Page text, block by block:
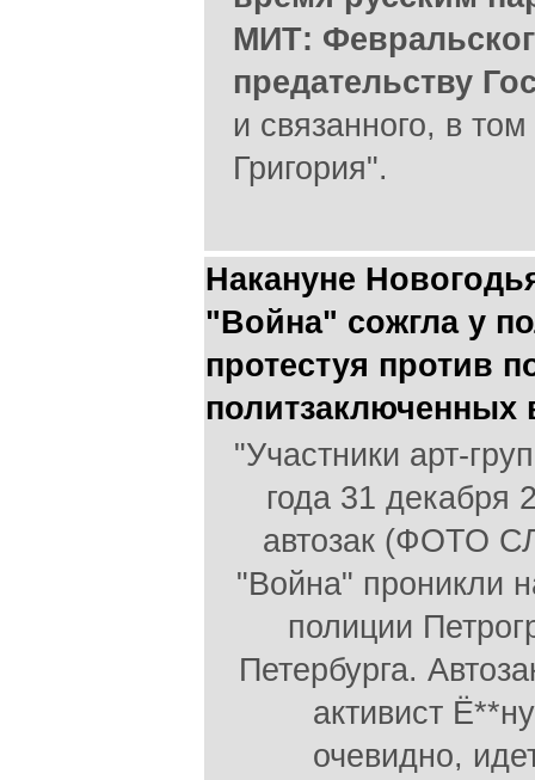
МИТ:
предательству
и связанного, в
Григория".
Накануне
"Война" сожгла у
протестуя против
политзаключенных
"Участники арт-
года 31 декабря
автозак (ФОТО
"Война" проникли
полиции
Петербурга.
активист
очевидно,